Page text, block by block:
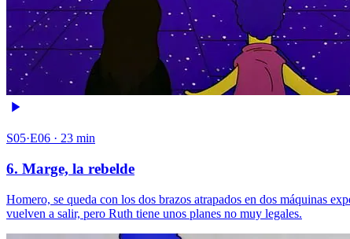
S05·E06 · 23 min
6. Marge, la rebelde
Homero, se queda con los dos brazos atrapados en dos máquinas
vuelven a salir, pero Ruth tiene unos planes no muy legales.